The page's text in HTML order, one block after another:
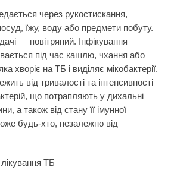
через рукостискання,
їжу, воду або предмети побуту.
— повітряний. Інфікування
під час кашлю, чхання або
хворіє на ТБ і виділяє мікобактерії.
від тривалості та інтенсивності
що потрапляють у дихальні
а також від стану її імунної
будь-хто, незалежно від
ТБ